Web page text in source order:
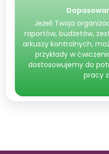
Jeżeli Twoja
raportów, budżetów,
arkuszy kontrolnych,
przykłady w
dostosowujemy do
pracy